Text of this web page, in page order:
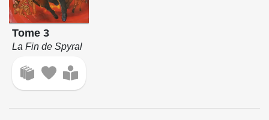
Tome 3
La Fin de Spyral